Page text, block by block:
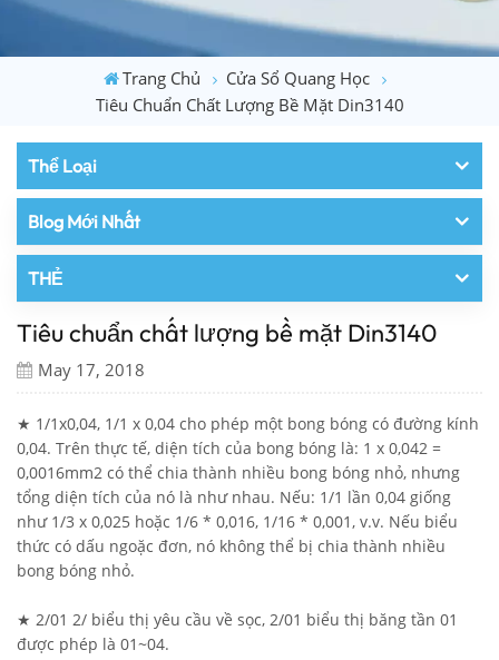
Trang Chủ
Cửa Sổ Quang Học
Tiêu Chuẩn Chất Lượng Bề Mặt Din3140
Thể Loại
Blog Mới Nhất
THẺ
Tiêu chuẩn chất lượng bề mặt Din3140
May 17, 2018
★ 1/1x0,04, 1/1 x 0,04 cho phép một bong bóng có đường kính
0,04. Trên thực tế, diện tích của bong bóng là: 1 x 0,042 =
0,0016mm2 có thể chia thành nhiều bong bóng nhỏ, nhưng
tổng diện tích của nó là như nhau. Nếu: 1/1 lần 0,04 giống
như 1/3 x 0,025 hoặc 1/6 * 0,016, 1/16 * 0,001, v.v. Nếu biểu
thức có dấu ngoặc đơn, nó không thể bị chia thành nhiều
bong bóng nhỏ.
★ 2/01 2/ biểu thị yêu cầu về sọc, 2/01 biểu thị băng tần 01
được phép là 01~04.